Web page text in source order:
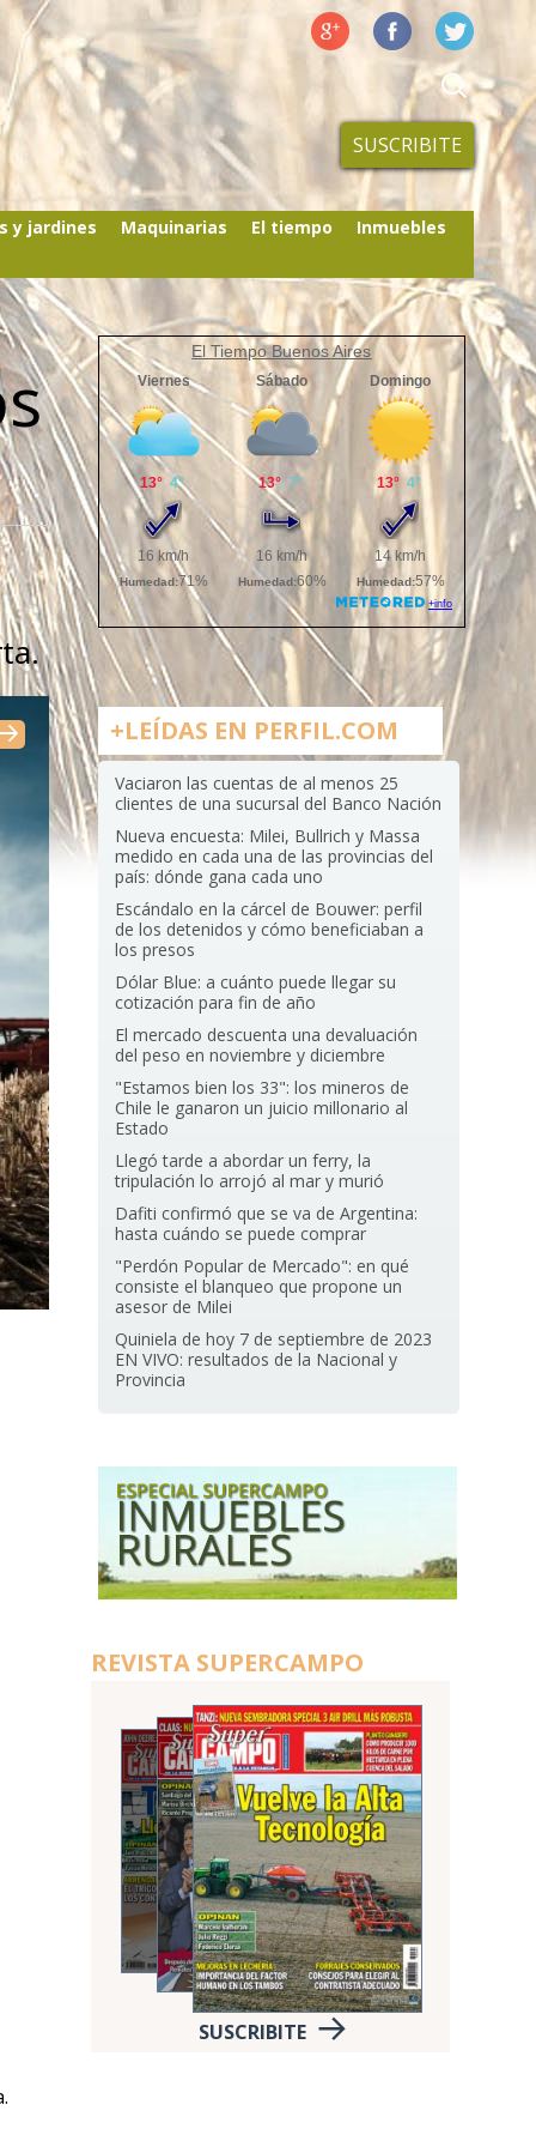
SUSCRIBITE
y jardines Maquinarias El tiempo Inmuebles
El Tiempo Buenos Aires
+LEÍDAS EN PERFIL.COM
Vaciaron las cuentas de al menos 25
clientes de una sucursal del Banco Nación
Nueva encuesta: Milei, Bullrich y Massa
medido en cada una de las provincias del
país: dónde gana cada uno
Escándalo en la cárcel de Bouwer: perfil
de los detenidos y cómo beneficiaban a
los presos
Dólar Blue: a cuánto puede llegar su
cotización para fin de año
El mercado descuenta una devaluación
del peso en noviembre y diciembre
"Estamos bien los 33": los mineros de
Chile le ganaron un juicio millonario al
Estado
Llegó tarde a abordar un ferry, la
tripulación lo arrojó al mar y murió
Dafiti confirmó que se va de Argentina:
hasta cuándo se puede comprar
"Perdón Popular de Mercado": en qué
consiste el blanqueo que propone un
asesor de Milei
Quiniela de hoy 7 de septiembre de 2023
EN VIVO: resultados de la Nacional y
Provincia
REVISTA SUPERCAMPO
SUSCRIBITE